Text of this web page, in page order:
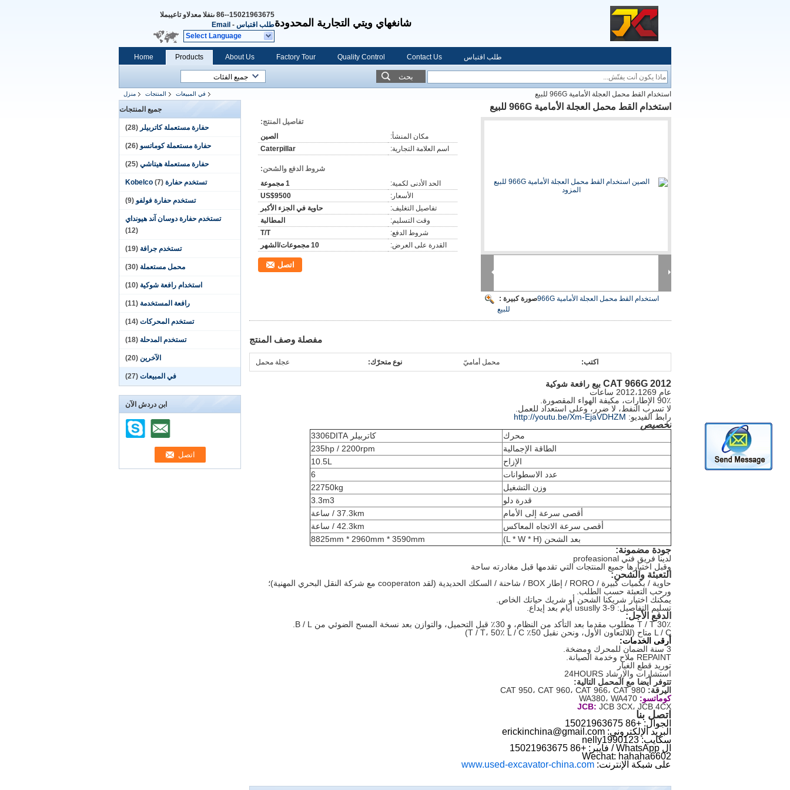
شانغهاي ويتي التجارية المحدودة
المبيعات والدعم الفنى 86--15021963675
طلب اقتباس -
Email
Select Language
Home Products About Us Factory Tour Quality Control Contact Us طلب اقتباس
بحث
منزل المنتجات في المبيعات
استخدام القط محمل العجلة الأمامية 966G للبيع
جميع المنتجات
حفارة مستعملة كاتربيلر (28)
حفارة مستعملة كوماتسو (26)
حفارة مستعملة هيتاشي (25)
تستخدم حفارة Kobelco (7)
تستخدم حفارة فولفو (9)
تستخدم حفارة دوسان آند هيونداي
(12)
تستخدم جرافة (19)
محمل مستعملة (30)
استخدام رافعة شوكية (10)
رافعة المستخدمة (11)
تستخدم المحركات (14)
تستخدم المدحلة (18)
الآخرين (20)
في المبيعات (27)
ابن دردش الآن
استخدام القط محمل العجلة الأمامية 966G للبيع
صورة كبيرة :استخدام القط محمل العجلة الأمامية 966G
للبيع
تفاصيل المنتج:
مكان المنشأ:
الصين
اسم العلامة التجارية:
Caterpillar
شروط الدفع والشحن:
الحد الأدنى لكمية:
1 مجموعة
الأسعار:
US$9500
تفاصيل التغليف:
حاوية في الجزء الأكبر
وقت التسليم:
المطالبة
شروط الدفع:
T/T
القدرة على العرض:
10 مجموعات/الشهر
اتصل
مفصلة وصف المنتج
اكتب: محمل أماميّ نوع متحرّك: عجلة محمل
2012 CAT 966G
بيع رافعة شوكية
عام 2012،1269 ساعات
90٪ الإطارات، مكيفة الهواء المقصورة.
لا تسرب النفط، لا ضرر، وعلى استعداد للعمل.
رابط الفيديو: http://youtu.be/Xm-EjaVDHZM
تخصيص
محرك
كاتربيلر 3306DITA
الطاقة الإجمالية
235hp / 2200rpm
الإزاح
10.5L
عدد الاسطوانات
6
وزن التشغيل
22750kg
قدرة دلو
3.3m3
أقصى سرعة إلى الأمام
37.3km / ساعة
أقصى سرعة الاتجاه المعاكس
42.3km / ساعة
بعد الشحن (L * W * H)
8825mm * 2960mm * 3590mm
جودة مضمونة:
لدينا فريق فني profeasional
وقبل اختبارها جميع المنتجات التي تقدمها قبل مغادرته ساحة
التعبئة والشحن:
حاوية / بكميات كبيرة / RORO / إطار BOX / شاحنة / السكك الحديدية (لقد cooperaton مع شركة النقل البحري المهنية)؛
ورحب التعبئة حسب الطلب.
يمكنك اختيار شريكنا الشحن أو شريك حياتك الخاص.
تسليم التفاصيل: ususlly 3-9 أيام بعد إيداع.
الدفع الأجل:
30٪ T / T مطلوب مقدما بعد التأكد من النظام، و 30٪ قبل التحميل، والتوازن بعد نسخة المسح الضوئي من B / L.
L / C متاح (للالتعاون الأول، ونحن نقبل 50٪ T / T، 50٪ L / C)
أرقى الخدمات:
3 سنة الضمان للمحرك ومضخة.
REPAINT ملاح وخدمة الصيانة.
توريد قطع الغيار
استشارات والإرشاد 24HOURS
تتوفر أيضا مع المحمل التالية:
اليرقة: CAT 950، CAT 960، CAT 966، CAT 980
كوماتسو:
JCB: JCB 3CX، JCB 4CX
اتصل بنا
الجوال: +86 15021963675
البريد الإلكتروني: erickinchina@gmail.com
سكايب: nelly1990123
ال WhatsApp / فايبر: +86 15021963675
Wechat: hahaha6602
على شبكة الإنترنت: www.used-excavator-china.com